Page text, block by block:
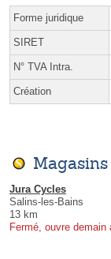
Forme juridique
SIRET
N° TVA Intra.
Création
Jura Cycles
Salins-les-Bains
13 km
Fermé, ouvre demain